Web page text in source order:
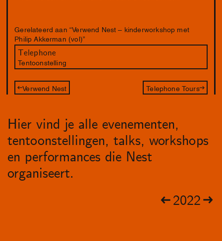
Gerelateerd aan “Verwend Nest – kinderworkshop met
Philip Akkerman (vol)”
Telephone
Tentoonstelling
Verwend Nest Telephone Tours
Hier vind je alle evenementen,
tentoonstellingen, talks, workshops
en performances die Nest
organiseert.
2022